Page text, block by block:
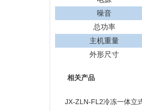
噪音
总功率
主机重量
外形尺寸
相关产品
JX-ZLN-FL2冷冻一体立